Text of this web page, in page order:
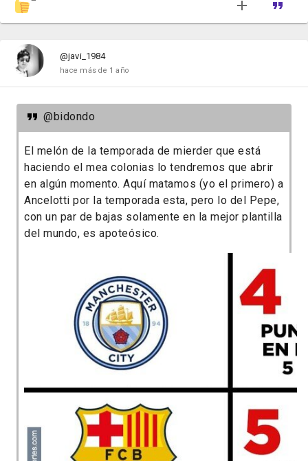
@javi_1984
hace más de 1 año
@bidondo
El melón de la temporada de mierder que está
haciendo el mea colonias lo tendremos que abrir
en algún momento. Aquí matamos (yo el primero) a
Ancelotti por la temporada esta, pero lo del Pepe,
con un par de bajas solamente en la mejor plantilla
del mundo, es apoteósico.